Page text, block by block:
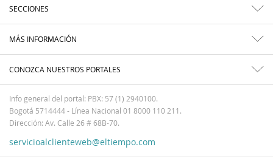
SECCIONES
MÁS INFORMACIÓN
CONOZCA NUESTROS PORTALES
Info general del portal: PBX: 57 (1) 2940100.
Bogotá 5714444 - Línea Nacional 01 8000 110 211.
Dirección: Av. Calle 26 # 68B-70.
servicioalclienteweb@eltiempo.com